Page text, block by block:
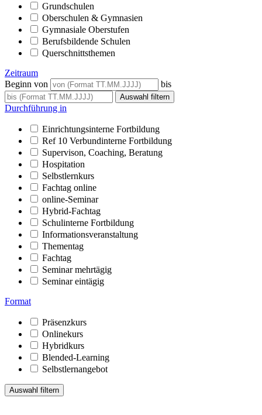
Grundschulen
Oberschulen & Gymnasien
Gymnasiale Oberstufen
Berufsbildende Schulen
Querschnittsthemen
Zeitraum
Beginn von
bis
Durchführung in
Einrichtungsinterne Fortbildung
Ref 10 Verbundinterne Fortbildung
Supervison, Coaching, Beratung
Hospitation
Selbstlernkurs
Fachtag online
online-Seminar
Hybrid-Fachtag
Schulinterne Fortbildung
Informationsveranstaltung
Thementag
Fachtag
Seminar mehrtägig
Seminar eintägig
Format
Präsenzkurs
Onlinekurs
Hybridkurs
Blended-Learning
Selbstlernangebot